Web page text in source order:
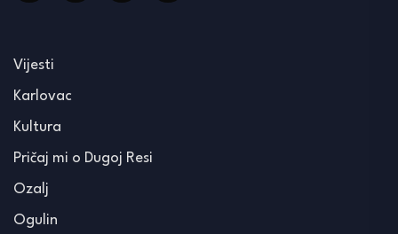
Vijesti
Karlovac
Kultura
Pričaj mi o Dugoj Resi
Ozalj
Ogulin